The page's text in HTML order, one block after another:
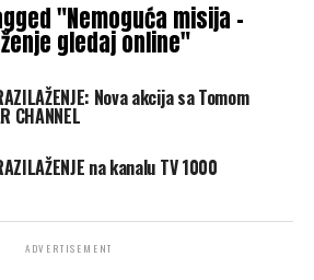
"Nemoguća misija –
gledaj online"
Nova akcija sa Tomom
CHANNEL
na kanalu TV 1000
ADVERTISEMENT